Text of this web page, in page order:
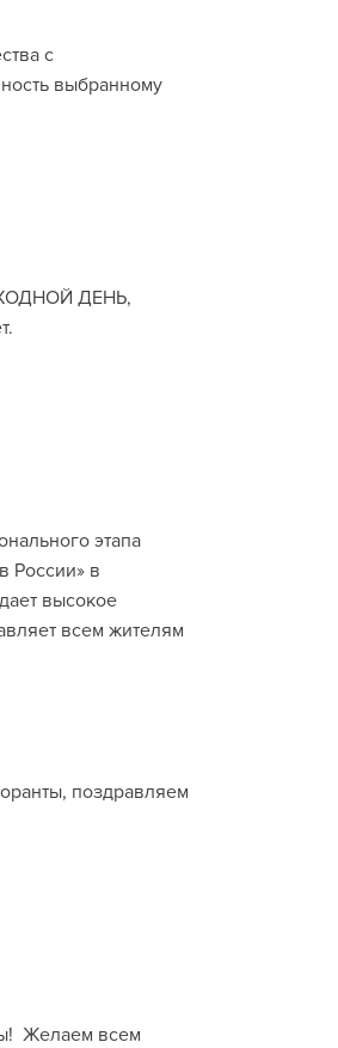
с
выбранному
ДЕНЬ,
этапа
России» в
высокое
всем жителям
поздравляем
Желаем всем